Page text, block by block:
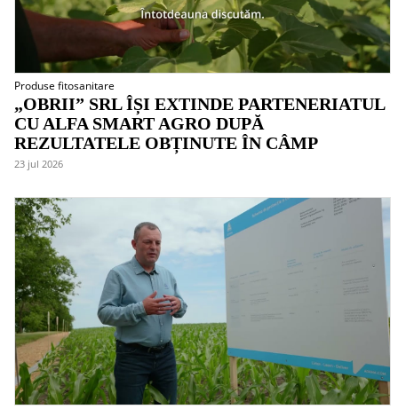
Produse fitosanitare
„OBRII” SRL ÎȘI EXTINDE PARTENERIATUL
CU ALFA SMART AGRO DUPĂ
REZULTATELE OBȚINUTE ÎN CÂMP
23 jul 2026